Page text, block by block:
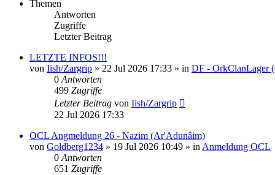
Themen
Antworten
Zugriffe
Letzter Beitrag
LETZTE INFOS!!!
von Iish/Zargrip » 22 Jul 2026 17:33 » in DF - OrkClanLager
0 Antworten
499 Zugriffe
Letzter Beitrag von Iish/Zargrip
22 Jul 2026 17:33
OCL Angmeldung 26 - Nazim (Ar'Adunâim)
von Goldberg1234 » 19 Jul 2026 10:49 » in Anmeldung OCL
0 Antworten
651 Zugriffe